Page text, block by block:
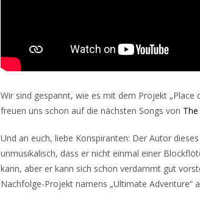
Wir sind gespannt, wie es mit dem Projekt „Place
freuen uns schon auf die nächsten Songs von
Und an euch, liebe Konspiranten: Der Autor
unmusikalisch, dass er nicht einmal einer
kann, aber er kann sich schon verdammt gut
Nachfolge-Projekt namens „Ultimate Adventure“